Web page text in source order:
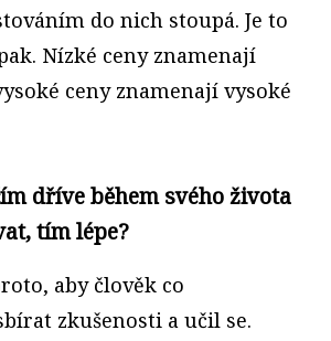
do nich stoupá. Je to
Nízké ceny znamenají
ceny znamenají vysoké
dříve během svého života
tím lépe?
aby člověk co
zkušenosti a učil se.